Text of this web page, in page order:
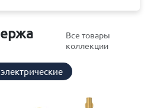
Все товары
коллекции